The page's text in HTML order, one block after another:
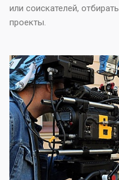
или соискателей,
проекты.